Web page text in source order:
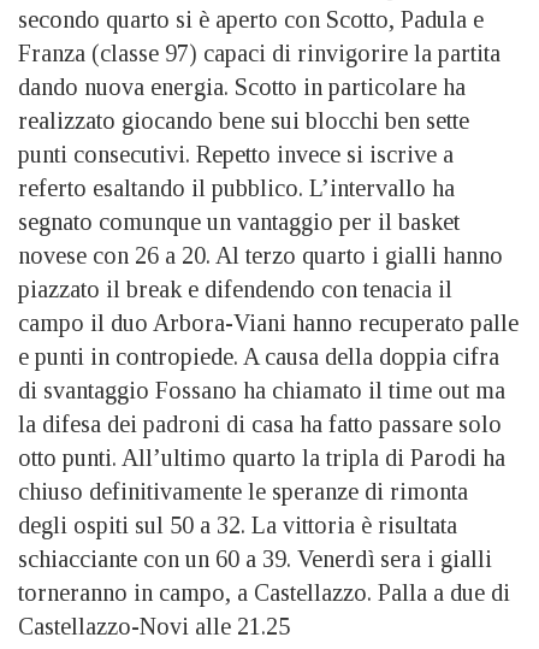
secondo quarto si è aperto con Scotto, Padula e
Franza (classe 97) capaci di rinvigorire la partita
dando nuova energia. Scotto in particolare ha
realizzato giocando bene sui blocchi ben sette
punti consecutivi. Repetto invece si iscrive a
referto esaltando il pubblico. L’intervallo ha
segnato comunque un vantaggio per il basket
novese con 26 a 20. Al terzo quarto i gialli hanno
piazzato il break e difendendo con tenacia il
campo il duo Arbora-Viani hanno recuperato palle
e punti in contropiede. A causa della doppia cifra
di svantaggio Fossano ha chiamato il time out ma
la difesa dei padroni di casa ha fatto passare solo
otto punti. All’ultimo quarto la tripla di Parodi ha
chiuso definitivamente le speranze di rimonta
degli ospiti sul 50 a 32. La vittoria è risultata
schiacciante con un 60 a 39. Venerdì sera i gialli
torneranno in campo, a Castellazzo. Palla a due di
Castellazzo-Novi alle 21.25